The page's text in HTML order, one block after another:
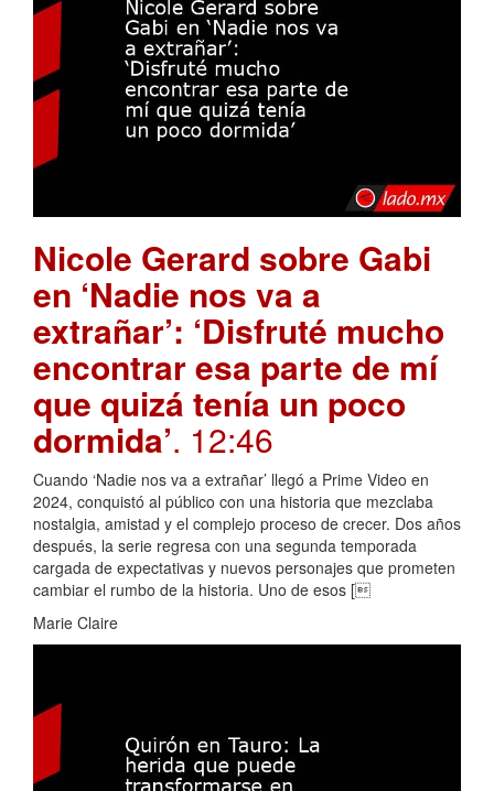
Nicole Gerard sobre Gabi
en ‘Nadie nos va a
extrañar’: ‘Disfruté mucho
encontrar esa parte de mí
que quizá tenía un poco
dormida’. 12:46
Cuando ‘Nadie nos va a extrañar’ llegó a Prime Video en
2024, conquistó al público con una historia que mezclaba
nostalgia, amistad y el complejo proceso de crecer. Dos años
después, la serie regresa con una segunda temporada
cargada de expectativas y nuevos personajes que prometen
cambiar el rumbo de la historia. Uno de esos [
Marie Claire